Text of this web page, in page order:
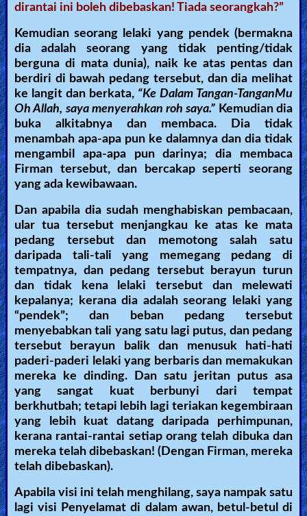
×
dirantai ini boleh dibebaskan! Tiada seorangkah?”
Kemudian seorang lelaki yang pendek (bermakna
dia adalah seorang yang tidak penting/tidak
berguna di mata dunia), naik ke atas pentas dan
berdiri di bawah pedang tersebut, dan dia melihat
ke langit dan berkata, “Ke Dalam Tangan-TanganMu
Oh Allah, saya menyerahkan roh saya.” Kemudian dia
buka alkitabnya dan membaca. Dia tidak
menambah apa-apa pun ke dalamnya dan dia tidak
mengambil apa-apa pun darinya; dia membaca
Firman tersebut, dan bercakap seperti seorang
yang ada kewibawaan.
Dan apabila dia sudah menghabiskan pembacaan,
ular tua tersebut menjangkau ke atas ke mata
pedang tersebut dan memotong salah satu
daripada tali-tali yang memegang pedang di
tempatnya, dan pedang tersebut berayun turun
dan tidak kena lelaki tersebut dan melewati
kepalanya; kerana dia adalah seorang lelaki yang
“pendek”; dan beban pedang tersebut
menyebabkan tali yang satu lagi putus, dan pedang
tersebut berayun balik dan menusuk hati-hati
paderi-paderi lelaki yang berbaris dan memakukan
mereka ke dinding. Dan satu jeritan putus asa
yang sangat kuat berbunyi dari tempat
berkhutbah; tetapi lebih lagi teriakan kegembiraan
yang lebih kuat datang daripada perhimpunan,
kerana rantai-rantai setiap orang telah dibuka dan
mereka telah dibebaskan! (Dengan Firman, mereka
telah dibebaskan).
Apabila visi ini telah menghilang, saya nampak satu
lagi visi Penyelamat di dalam awan, betul-betul di